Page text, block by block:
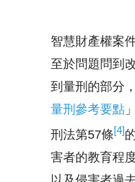
智慧財產權案
至於問題問到
到量刑的部分
量刑參考要點
刑法第57條[4]
害者的教育程